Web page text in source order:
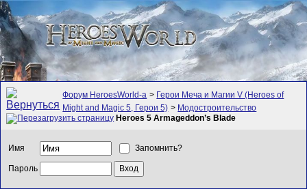
Форум HeroesWorld-а > Герои Меча и Магии V (Heroes of
Might and Magic 5, Герои 5) > Модостроительство
Heroes 5 Armageddon’s Blade
Имя Запомнить?
Пароль